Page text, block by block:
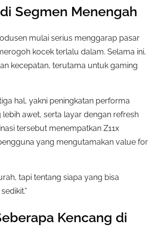
Segmen Menengah
mulai serius menggarap pasar
kocek terlalu dalam. Selama ini,
kecepatan, terutama untuk gaming
hal, yakni peningkatan performa
awet, serta layar dengan refresh
tersebut menempatkan Z11x
yang mengutamakan value for
tapi tentang siapa yang bisa
Kencang di